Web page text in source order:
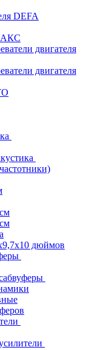
DEFA
двигателя
двигателя
дюймов